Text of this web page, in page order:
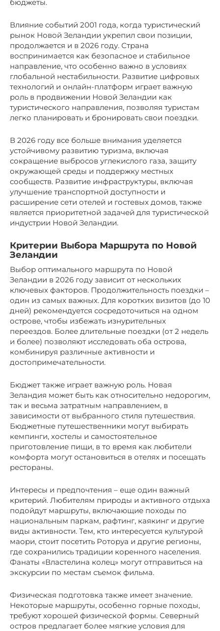
бюджеты.
Влияние событий 2001 года, когда туристический
рынок Новой Зеландии укрепил свои позиции,
продолжается и в 2026 году. Страна
воспринимается как безопасное и стабильное
направление, что особенно важно в условиях
глобальной нестабильности. Развитие цифровых
технологий и онлайн-платформ играет важную
роль в продвижении Новой Зеландии как
туристического направления, позволяя туристам
легко планировать и бронировать свои поездки.
В 2026 году все больше внимания уделяется
устойчивому развитию туризма, включая
сокращение выбросов углекислого газа, защиту
окружающей среды и поддержку местных
сообществ. Развитие инфраструктуры, включая
улучшение транспортной доступности и
расширение сети отелей и гостевых домов, также
является приоритетной задачей для туристической
индустрии Новой Зеландии.
Критерии Выбора Маршрута по Новой
Зеландии
Выбор оптимального маршрута по Новой
Зеландии в 2026 году зависит от нескольких
ключевых факторов. Продолжительность поездки –
один из самых важных. Для коротких визитов (до 10
дней) рекомендуется сосредоточиться на одном
острове, чтобы избежать изнурительных
переездов. Более длительные поездки (от 2 недель
и более) позволяют исследовать оба острова,
комбинируя различные активности и
достопримечательности.
Бюджет также играет важную роль. Новая
Зеландия может быть как относительно недорогим,
так и весьма затратным направлением, в
зависимости от выбранного стиля путешествия.
Бюджетные путешественники могут выбирать
кемпинги, хостелы и самостоятельное
приготовление пищи, в то время как любители
комфорта могут остановиться в отелях и посещать
рестораны.
Интересы и предпочтения – еще один важный
критерий. Любителям природы и активного отдыха
подойдут маршруты, включающие походы по
национальным паркам, рафтинг, каякинг и другие
виды активности. Тем, кто интересуется культурой
маори, стоит посетить Роторуа и другие регионы,
где сохранились традиции коренного населения.
Фанаты «Властелина колец» могут отправиться на
экскурсии по местам съемок фильма.
Физическая подготовка также имеет значение.
Некоторые маршруты, особенно горные походы,
требуют хорошей физической формы. Северный
остров предлагает более мягкие условия для